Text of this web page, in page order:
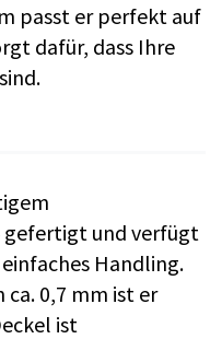
passt er perfekt auf
dafür, dass Ihre
gefertigt und verfügt
Handling.
0,7 mm ist er
ist